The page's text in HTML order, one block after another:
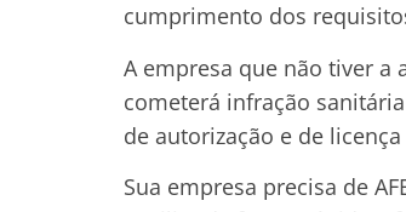
cumprimento dos
A empresa que não tiver
cometerá infração
de autorização e de
Sua empresa precisa de